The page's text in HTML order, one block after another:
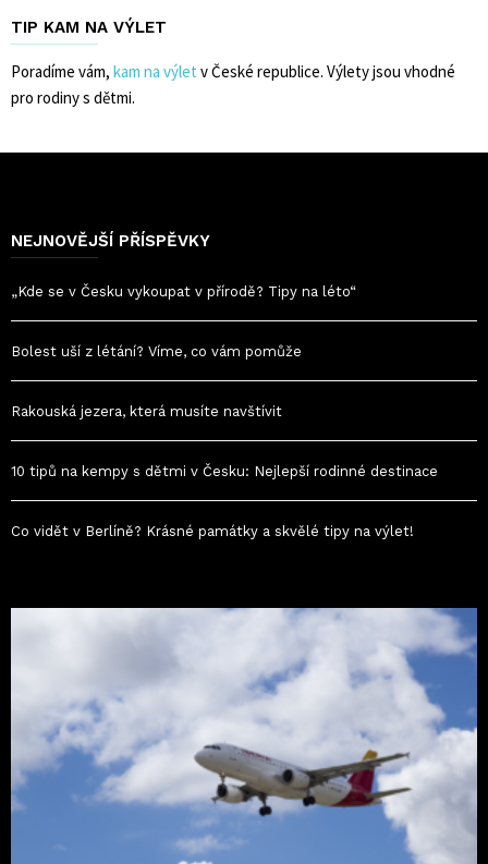
TIP KAM NA VÝLET
Poradíme vám, kam na výlet v České republice. Výlety jsou vhodné
pro rodiny s dětmi.
NEJNOVĚJŠÍ PŘÍSPĚVKY
„Kde se v Česku vykoupat v přírodě? Tipy na léto“
Bolest uší z létání? Víme, co vám pomůže
Rakouská jezera, která musíte navštívit
10 tipů na kempy s dětmi v Česku: Nejlepší rodinné destinace
Co vidět v Berlíně? Krásné památky a skvělé tipy na výlet!